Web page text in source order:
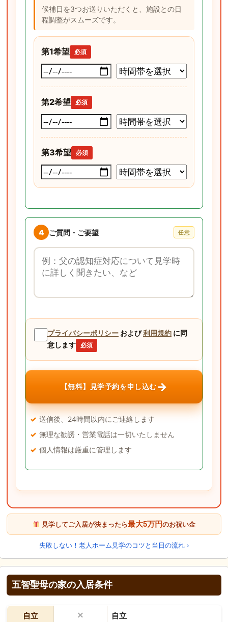
候補日を3つお送りいただくと、施設との日
程調整がスムーズです。
第1希望 必須
第2希望 必須
第3希望 必須
4 ご質問・ご要望 任意
ご質問・ご要望
プライバシーポリシー および利用規約 に同
意します
必須
【無料】見学予約を申し込む→
送信後、24時間以内にご連絡します
無理な勧誘・営業電話は一切いたしません
個人情報は厳重に管理します
見学してご入居が決まったら最大5万円のお祝い金
失敗しない！老人ホーム見学のコツと当日の流れ ›
五智聖母の家の入居条件
自立 × 自立